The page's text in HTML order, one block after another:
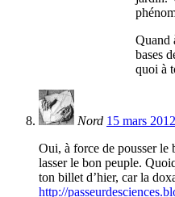
Quand
bases
quoi à
Nord 15 mars
Oui, à force de pousser
lasser le bon peuple.
ton billet d’hier, car la
http://